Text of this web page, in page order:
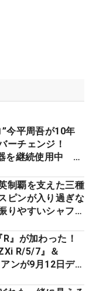
今平周吾が10年
ーチェンジ！
を継続使用中 #
制覇を支えた三種
ピンが入り過ぎな
りやすいシャフ
セッティング
R』が加わった！
R/5/7』＆
アンが9月12日デ